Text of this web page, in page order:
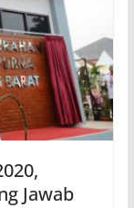
Jawab